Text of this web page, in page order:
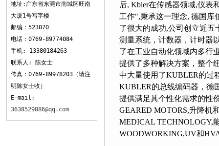
地址:广东省东莞市南城区旺南
大厦1号写字楼
邮编：523070
电话：0769-89774084
手机: 13380184263
联系人: 陈女士
传真：0769-89978203（请注
明陈女士收）
E-mail:
3638529886@qq.com
后, Kbler在传感器领域,仪表
工作",秉承这一理念, 德国库
了很大的成功,公司创立近五十
测量系统，计数器，计
了在工业自动化领域内多行业的
提供了多种解决方案，整
中大量使用了KUBLER的过
KUBLER的总线编码器，
提供满足其个性化需求的性价
GEARED MOTORS,升降机
MEDICAL
WOODWORKING,UV和